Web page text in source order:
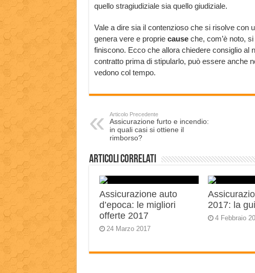
quello stragiudiziale sia quello giudiziale.
Vale a dire sia il contenzioso che si risolve con
genera vere e proprie causeche, com’è noto,
finiscono. Ecco che allora chiedere consiglio al
contratto prima di stipularlo, può essere anche
vedono col tempo.
Articolo Precedente
Assicurazione furto e incendio:
in quali casi si ottiene il
rimborso?
Articoli correlati
Assicurazione auto
d’epoca: le migliori
offerte 2017
24 Marzo 2017
2017: la
4 Febbraio